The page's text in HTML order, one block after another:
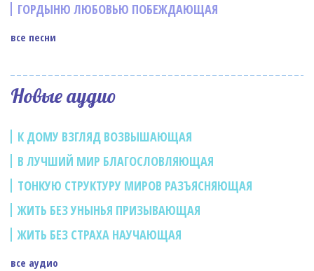
ГОРДЫНЮ ЛЮБОВЬЮ ПОБЕЖДАЮЩАЯ
все песни
Новые аудио
К ДОМУ ВЗГЛЯД ВОЗВЫШАЮЩАЯ
В ЛУЧШИЙ МИР БЛАГОСЛОВЛЯЮЩАЯ
ТОНКУЮ СТРУКТУРУ МИРОВ РАЗЪЯСНЯЮЩАЯ
ЖИТЬ БЕЗ УНЫНЬЯ ПРИЗЫВАЮЩАЯ
ЖИТЬ БЕЗ СТРАХА НАУЧАЮЩАЯ
все аудио